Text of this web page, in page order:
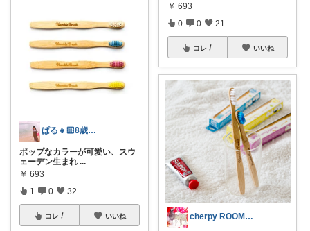
ぱる👧🏻8歳🧒🏻6歳👶🏻0歳
ポップなカラーが可愛い、スウ
ェーデン生まれ ...
￥ 693
1 0 32
コレ いいね
￥ 693
0 0 21
コレ いいね
cherpy ROOM♡😺